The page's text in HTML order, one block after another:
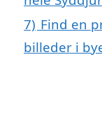
7) Find en
billeder i